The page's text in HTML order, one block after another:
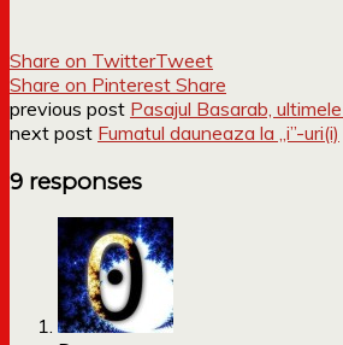
Share on TwitterTweet
Share on Pinterest Share
previous post Pasajul Basarab,
next post Fumatul dauneaza la „i”-uri(i)
9 responses